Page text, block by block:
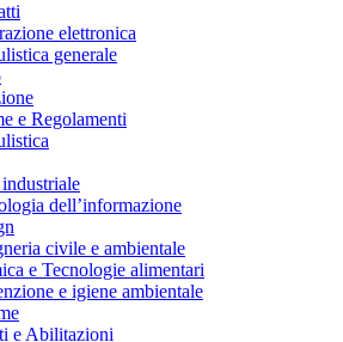
elettronica
generale
e Regolamenti
dell’informazione
civile e ambientale
e Tecnologie alimentari
e igiene ambientale
e Abilitazioni